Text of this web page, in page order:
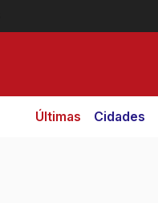
Últimas Cidades